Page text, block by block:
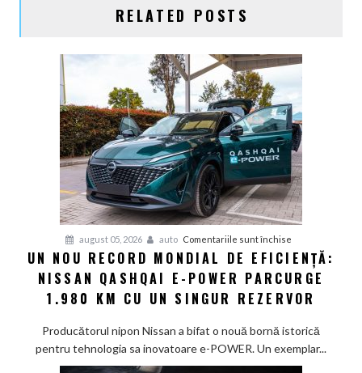
RELATED POSTS
august 05, 2026 auto Comentariile sunt închise
Un
nou
record
de
eficiență:
UN NOU RECORD MONDIAL DE EFICIENȚĂ:
NISSAN QASHQAI E-POWER PARCURGE
1.980 KM CU UN SINGUR REZERVOR
Producătorul nipon Nissan a bifat o nouă bornă istorică
pentru tehnologia sa inovatoare e-POWER. Un exemplar...